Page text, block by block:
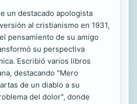
un destacado apologista
al cristianismo en 1931,
pensamiento de su amigo
su perspectiva
Escribió varios libros
destacando "Mero
de un diablo a su
del dolor", donde